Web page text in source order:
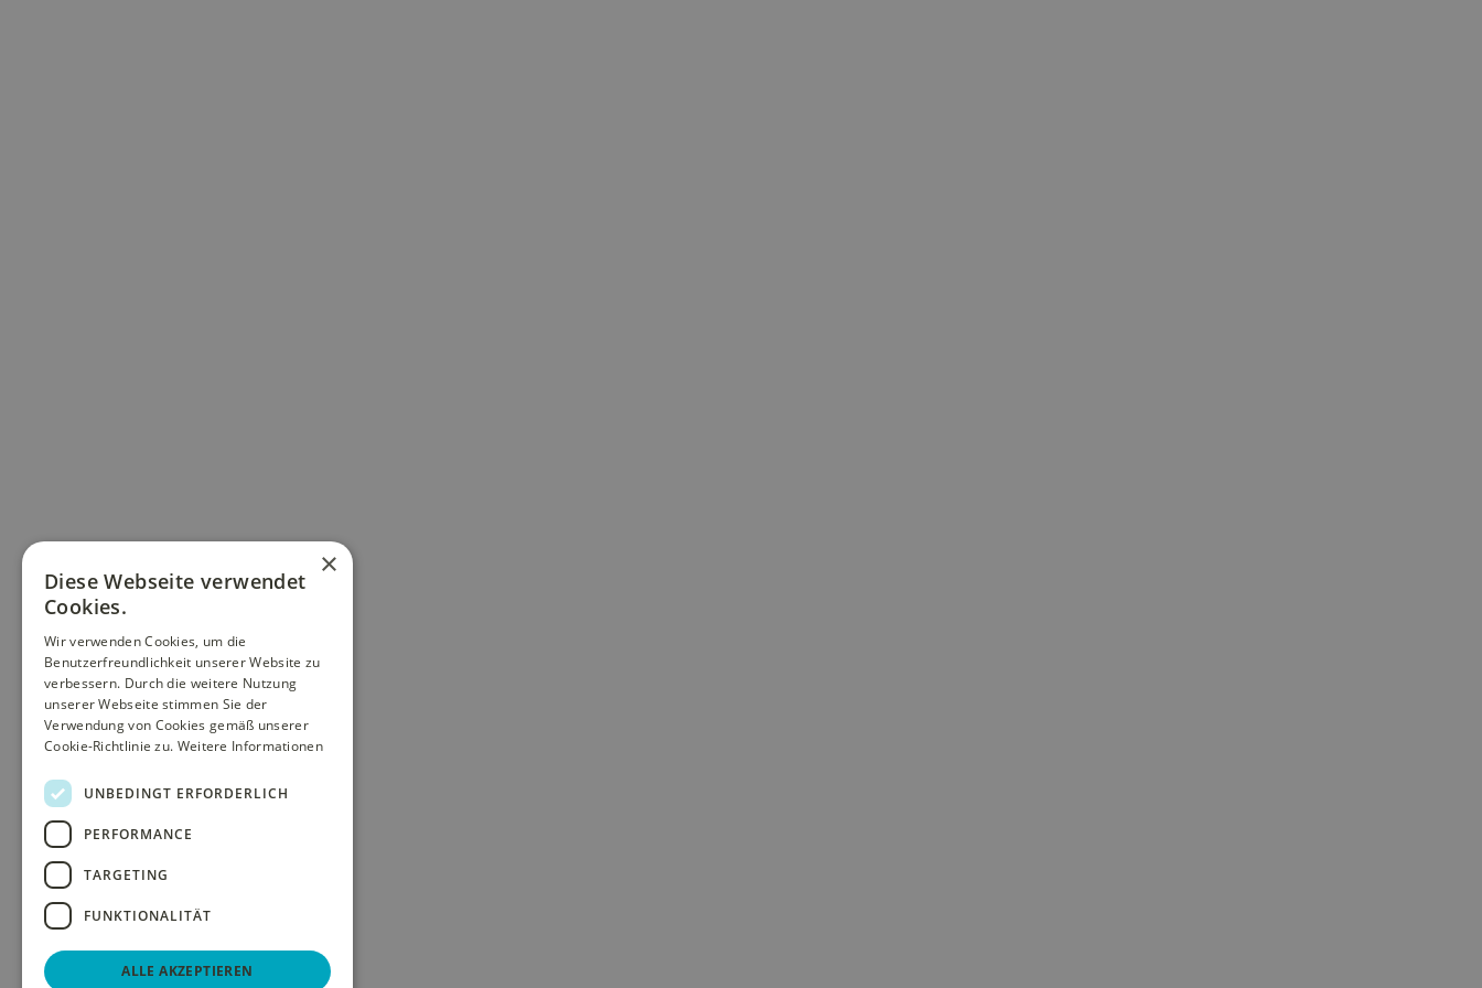
×
Diese Webseite verwendet
Cookies.
Wir verwenden Cookies, um die
Benutzerfreundlichkeit unserer Website zu
verbessern. Durch die weitere Nutzung
unserer Webseite stimmen Sie der
Verwendung von Cookies gemäß unserer
Cookie-Richtlinie zu. Weitere Informationen
UNBEDINGT ERFORDERLICH
PERFORMANCE
TARGETING
FUNKTIONALITÄT
ALLE AKZEPTIEREN